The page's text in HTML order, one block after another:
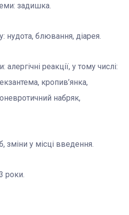
задишка.
нудота, блювання, діарея.
реакції, у тому числі:
кропив’янка,
набряк,
зміни у місці введення.
роки.